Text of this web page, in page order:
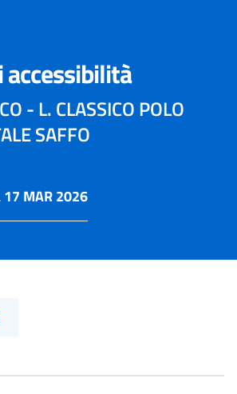
- L. CLASSICO POLO
SAFFO
17 MAR 2026